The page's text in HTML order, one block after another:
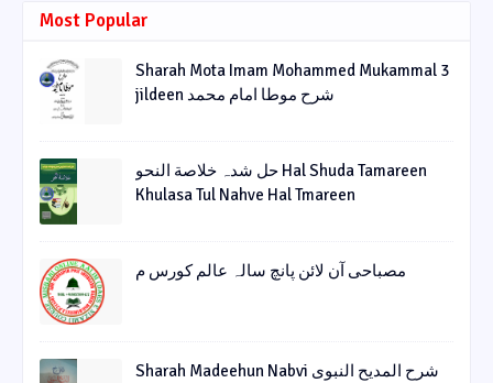
Most Popular
Sharah Mota Imam Mohammed Mukammal 3
jildeen شرح موطا امام محمد
حل شدہ خلاصة النحو Hal Shuda Tamareen
Khulasa Tul Nahve Hal Tmareen
مصباحی آن لائن پانچ سالہ عالم کورس م
Sharah Madeehun Nabvi شرح المدیح النبوی